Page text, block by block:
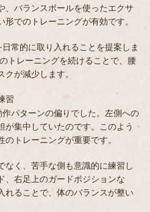
、バランスボールを使ったエクサ
でのトレーニングが有効です。
常的に取り入れることを提案しま
トレーニングを続けることで、腰
が減少します。
習
パターンの偏りでした。左側への
が集中していたのです。このよう
トレーニングが重要です。
なく、苦手な側も意識的に練習し
、右足上のガードポジションな
れることで、体のバランスが整い